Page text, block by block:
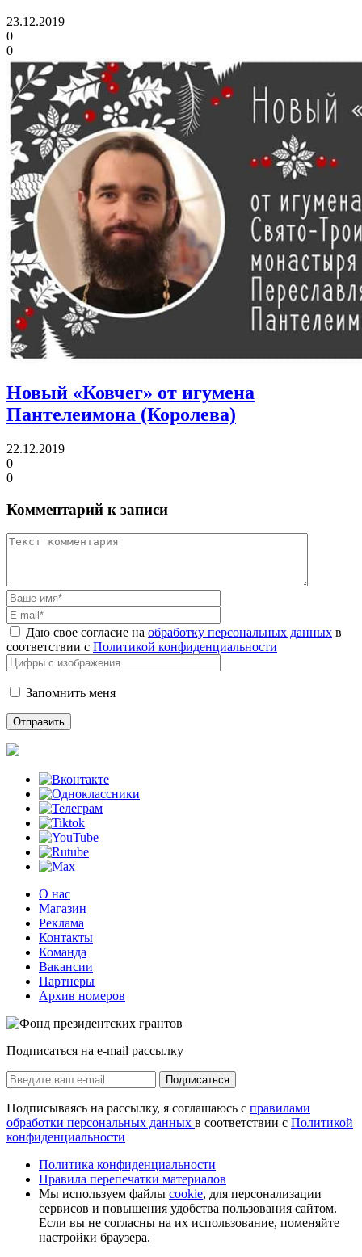
23.12.2019
0
0
Новый «Ковчег» от игумена
Пантелеимона (Королева)
22.12.2019
0
0
Комментарий к записи
Даю свое согласие на обработку персональных данных в
соответствии с Политикой конфиденциальности
Запомнить меня
О нас
Магазин
Реклама
Контакты
Команда
Вакансии
Партнеры
Архив номеров
Подписаться на e-mail рассылку
Подписаться
Подписываясь на рассылку, я соглашаюсь с правилами
обработки персональных данных в соответствии с Политикой
конфиденциальности
Политика конфиденциальности
Правила перепечатки материалов
Мы используем файлы cookie, для персонализации
сервисов и повышения удобства пользования сайтом.
Если вы не согласны на их использование, поменяйте
настройки браузера.